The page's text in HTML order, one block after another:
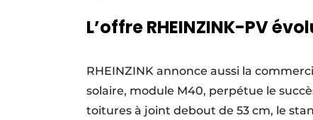
L’offre RHEINZINK-PV
RHEINZINK annonce aussi la
solaire, module M40, perpétue le
toitures à joint debout de 53 cm, le